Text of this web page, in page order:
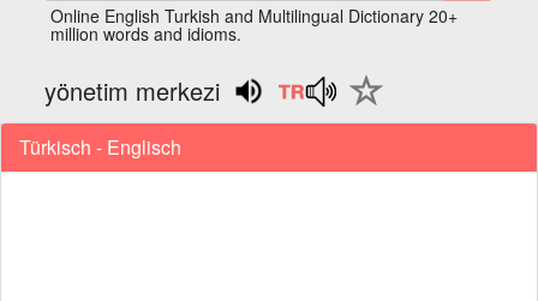
Online English Turkish and Multilingual Dictionary 20+
million words and idioms.
yönetim merkezi
Türkisch - Englisch